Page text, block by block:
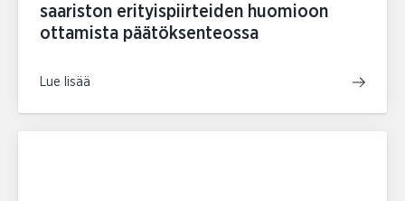
saariston erityispiirteiden huomioon
ottamista päätöksenteossa
Lue lisää